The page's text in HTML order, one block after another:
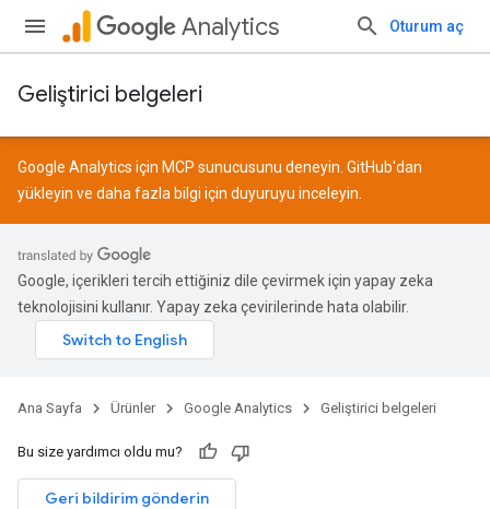
Analytics Oturum aç
Geliştirici belgeleri
Google Analytics için MCP sunucusunu deneyin. GitHub'dan
yükleyin ve daha fazla bilgi için duyuruyu inceleyin.
Google, içerikleri tercih ettiğiniz dile çevirmek için yapay zeka
teknolojisini kullanır. Yapay zeka çevirilerinde hata olabilir.
Ana Sayfa Ürünler Google Analytics Geliştirici belgeleri
Bu size yardımcı oldu mu?
Geri bildirim gönderin